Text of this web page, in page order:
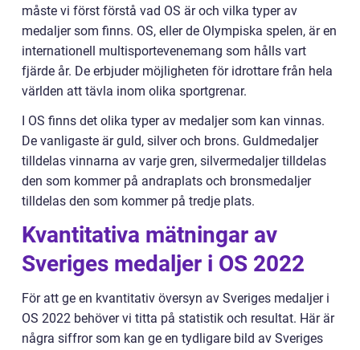
måste vi först förstå vad OS är och vilka typer av
medaljer som finns. OS, eller de Olympiska spelen, är en
internationell multisportevenemang som hålls vart
fjärde år. De erbjuder möjligheten för idrottare från hela
världen att tävla inom olika sportgrenar.
I OS finns det olika typer av medaljer som kan vinnas.
De vanligaste är guld, silver och brons. Guldmedaljer
tilldelas vinnarna av varje gren, silvermedaljer tilldelas
den som kommer på andraplats och bronsmedaljer
tilldelas den som kommer på tredje plats.
Kvantitativa mätningar av
Sveriges medaljer i OS 2022
För att ge en kvantitativ översyn av Sveriges medaljer i
OS 2022 behöver vi titta på statistik och resultat. Här är
några siffror som kan ge en tydligare bild av Sveriges